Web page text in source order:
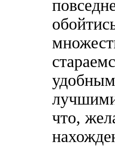
удобным
что,